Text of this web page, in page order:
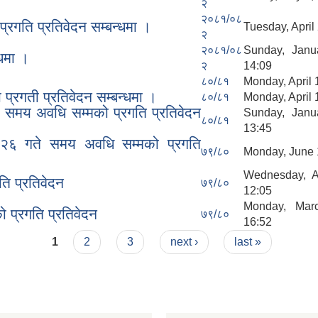
२
प्रतिवेदन सम्बन्धमा ।
२०८१/०८
२
Tuesday,
।
२०८१/०८
२
Sunday,
14:09
८०/८१
Monday, April
प्रतिवेदन सम्बन्धमा । ८०/८१ Monday, April
समय अवधि सम्मको प्रगति प्रतिवेदन८०/८१
Sunday,
13:45
गते समय अवधि सम्मको प्रगति७९/८० Monday, June
प्रतिवेदन ७९/८०
Wednesday,
12:05
प्रतिवेदन ७९/८०
Monday,
16:52
1
2 3 next › last »